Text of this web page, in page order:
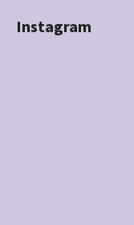
Instagram